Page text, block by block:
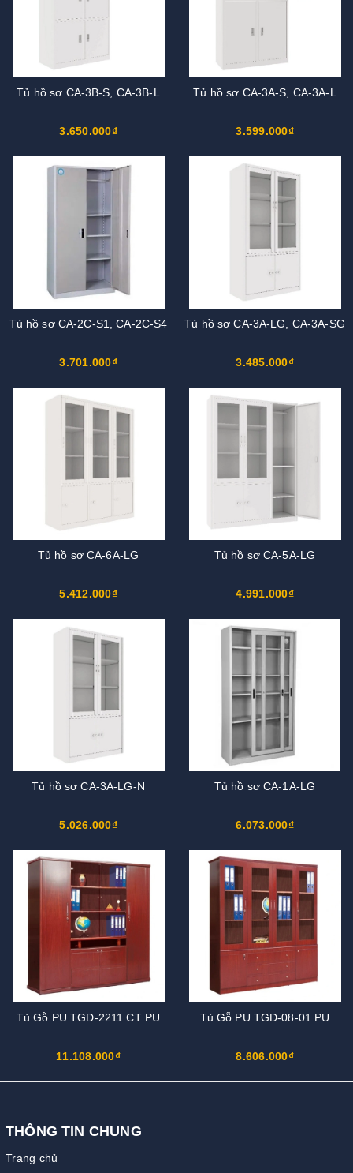
Tủ hồ sơ CA-3B-S, CA-3B-L
3.650.000₫
Tủ hồ sơ CA-3A-S, CA-3A-L
3.599.000₫
Tủ hồ sơ CA-2C-S1, CA-2C-S4
3.701.000₫
Tủ hồ sơ CA-3A-LG, CA-3A-SG
3.485.000₫
Tủ hồ sơ CA-6A-LG
5.412.000₫
Tủ hồ sơ CA-5A-LG
4.991.000₫
Tủ hồ sơ CA-3A-LG-N
5.026.000₫
Tủ hồ sơ CA-1A-LG
6.073.000₫
Tủ Gỗ PU TGD-2211 CT PU
11.108.000₫
Tủ Gỗ PU TGD-08-01 PU
8.606.000₫
THÔNG TIN CHUNG
Trang chủ